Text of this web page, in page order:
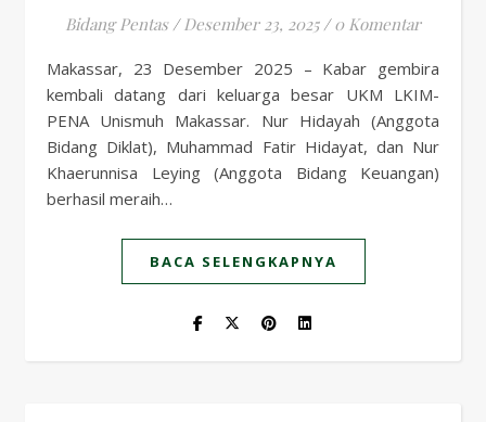
Bidang Pentas / Desember 23, 2025 / 0 Komentar
Makassar, 23 Desember 2025 – Kabar gembira
kembali datang dari keluarga besar UKM LKIM-
PENA Unismuh Makassar. Nur Hidayah (Anggota
Bidang Diklat), Muhammad Fatir Hidayat, dan Nur
Khaerunnisa Leying (Anggota Bidang Keuangan)
berhasil meraih…
BACA SELENGKAPNYA